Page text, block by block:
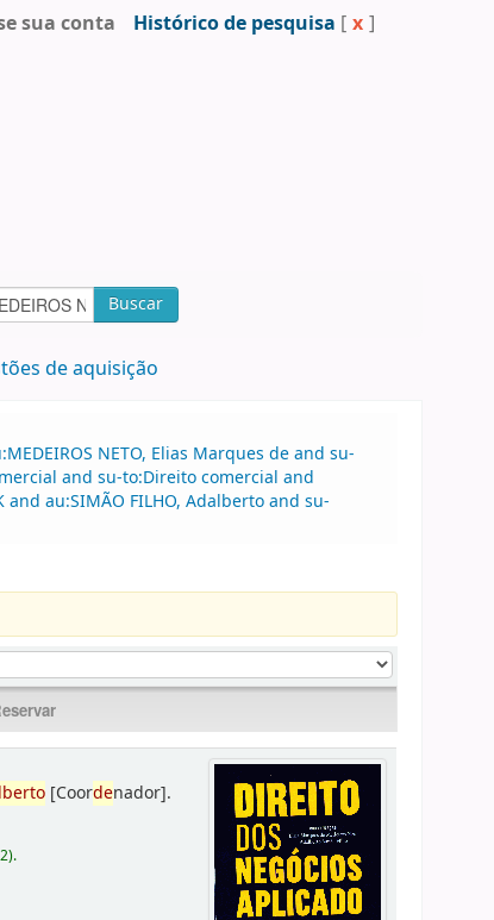
sua conta Histórico de pesquisa [ x ]
Buscar
de aquisição
NETO, Elias Marques de and su-
and su-to:Direito comercial and
au:SIMÃO FILHO, Adalberto and su-
[Coordenador].